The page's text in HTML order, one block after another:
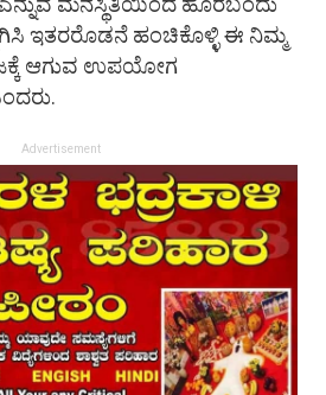
ಇತರರೊಡನೆ ಹಂಚಿಕೊಳ್ಳಿ ಈ ನಿಮ್ಮ
ಆಗುವ ಉಪಯೋಗ
Advertisement